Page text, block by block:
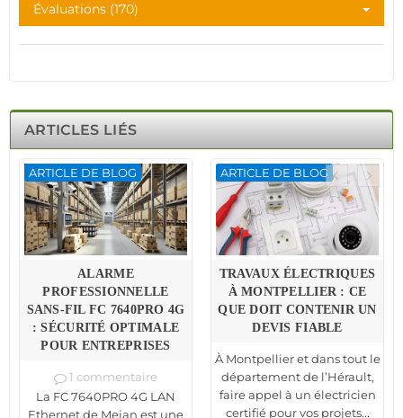
Évaluations (170)
ARTICLES LIÉS
ARTICLE DE BLOG
ALARME
PROFESSIONNELLE
SANS-FIL FC 7640PRO 4G
: SÉCURITÉ OPTIMALE
POUR ENTREPRISES
1 commentaire
La FC 7640PRO 4G LAN
Ethernet de Meian est une
ARTICLE DE BLOG
TRAVAUX ÉLECTRIQUES
À MONTPELLIER : CE
QUE DOIT CONTENIR UN
DEVIS FIABLE
À Montpellier et dans tout le
département de l’Hérault,
faire appel à un électricien
certifié pour vos projets...